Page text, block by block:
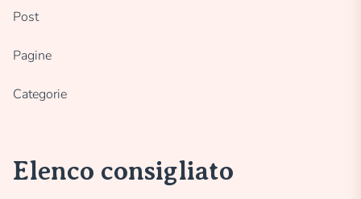
Post
Pagine
Categorie
Elenco consigliato